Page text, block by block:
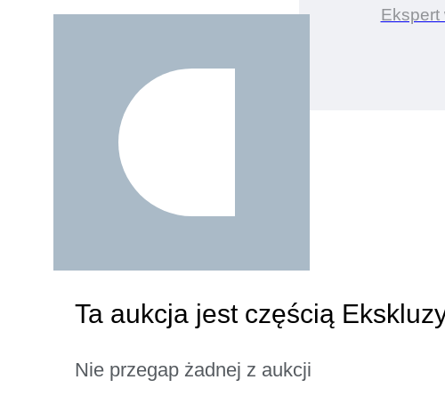
Ekspert
Ta aukcja jest częścią
Nie przegap żadnej z aukcji